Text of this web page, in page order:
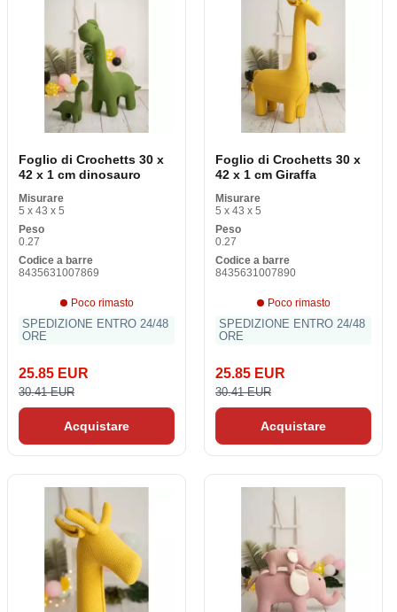
Orologio di manette
Foglio di Crochetts 30 x
42 x 1 cm dinosauro
Misurare
5 x 43 x 5
Peso
0.27
Codice a barre
8435631007869
Poco rimasto
SPEDIZIONE ENTRO 24/48
ORE
25.85 EUR
30.41 EUR
Acquistare
Foglio di Crochetts 30 x
42 x 1 cm Giraffa
Misurare
5 x 43 x 5
Peso
0.27
Codice a barre
8435631007890
Poco rimasto
SPEDIZIONE ENTRO 24/48
ORE
25.85 EUR
30.41 EUR
Acquistare